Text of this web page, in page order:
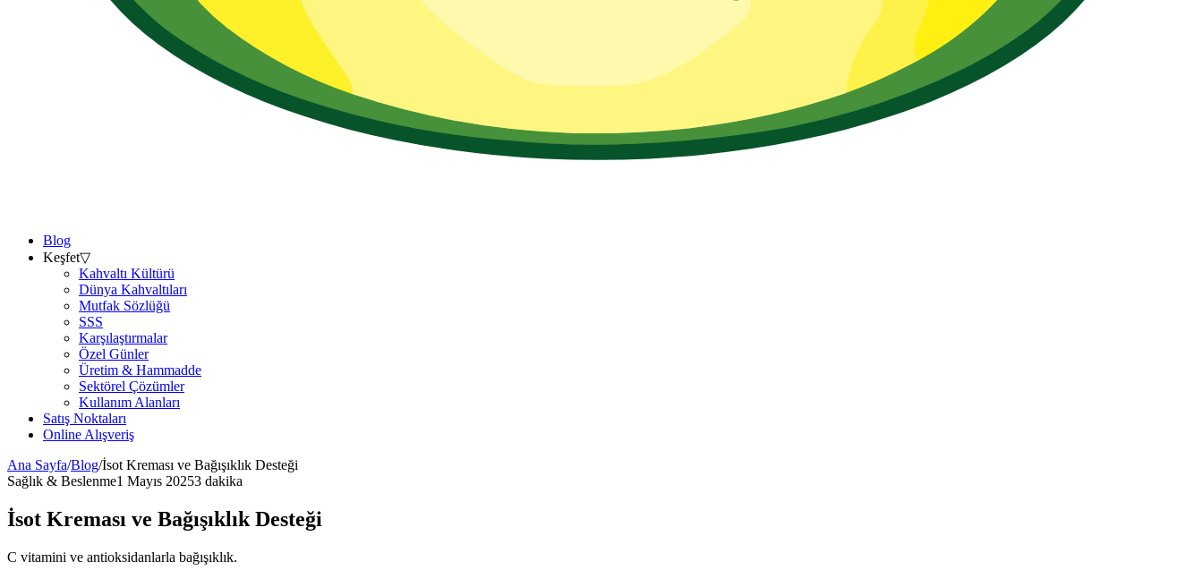
Blog
Keşfet▽
Kahvaltı Kültürü
Dünya Kahvaltıları
Mutfak Sözlüğü
SSS
Karşılaştırmalar
Özel Günler
Üretim & Hammadde
Sektörel Çözümler
Kullanım Alanları
Satış Noktaları
Online Alışveriş
Ana Sayfa/Blog/İsot Kreması ve Bağışıklık Desteği
Sağlık & Beslenme1 Mayıs 20253 dakika
İsot Kreması ve Bağışıklık Desteği
C vitamini ve antioksidanlarla bağışıklık.